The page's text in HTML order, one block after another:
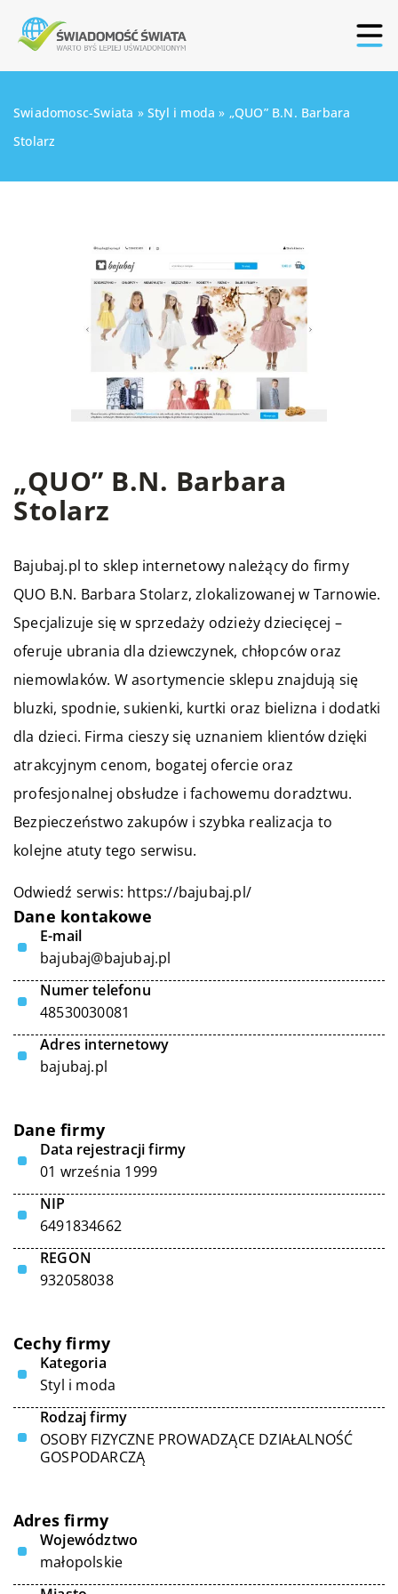
Swiadomosc-Swiata »Styl i moda » „QUO” B.N. Barbara
Stolarz
„QUO” B.N. Barbara
Stolarz
Bajubaj.pl to sklep internetowy należący do firmy
QUO B.N. Barbara Stolarz, zlokalizowanej w Tarnowie.
Specjalizuje się w sprzedaży odzieży dziecięcej –
oferuje ubrania dla dziewczynek, chłopców oraz
niemowlaków. W asortymencie sklepu znajdują się
bluzki, spodnie, sukienki, kurtki oraz bielizna i dodatki
dla dzieci. Firma cieszy się uznaniem klientów dzięki
atrakcyjnym cenom, bogatej ofercie oraz
profesjonalnej obsłudze i fachowemu doradztwu.
Bezpieczeństwo zakupów i szybka realizacja to
kolejne atuty tego serwisu.
Odwiedź serwis: https://bajubaj.pl/
Dane kontakowe
E-mail
bajubaj@bajubaj.pl
Numer telefonu
48530030081
Adres internetowy
bajubaj.pl
Dane firmy
Data rejestracji firmy
01 września 1999
NIP
6491834662
REGON
932058038
Cechy firmy
Kategoria
Styl i moda
Rodzaj firmy
OSOBY FIZYCZNE PROWADZĄCE DZIAŁALNOŚĆ
GOSPODARCZĄ
Adres firmy
Województwo
małopolskie